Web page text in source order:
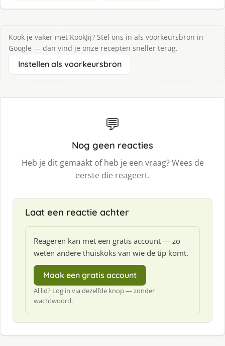
Kook je vaker met KookJij? Stel ons in als voorkeursbron in
Google — dan vind je onze recepten sneller terug.
Instellen als voorkeursbron
💬
Nog geen reacties
Heb je dit gemaakt of heb je een vraag? Wees de
eerste die reageert.
Laat een reactie achter
Reageren kan met een gratis account — zo
weten andere thuiskoks van wie de tip komt.
Maak een gratis account
Al lid? Log in via dezelfde knop — zonder
wachtwoord.